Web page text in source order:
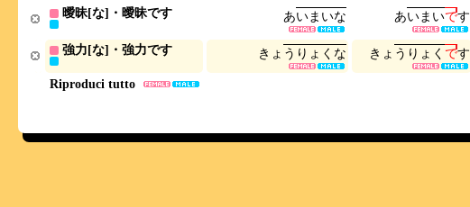
Riproduci tutto
曖昧[な]・曖昧です あいま いな あいま いです
強力[な]・強力です き ょ う り ょ く な き ょ う り ょ く です